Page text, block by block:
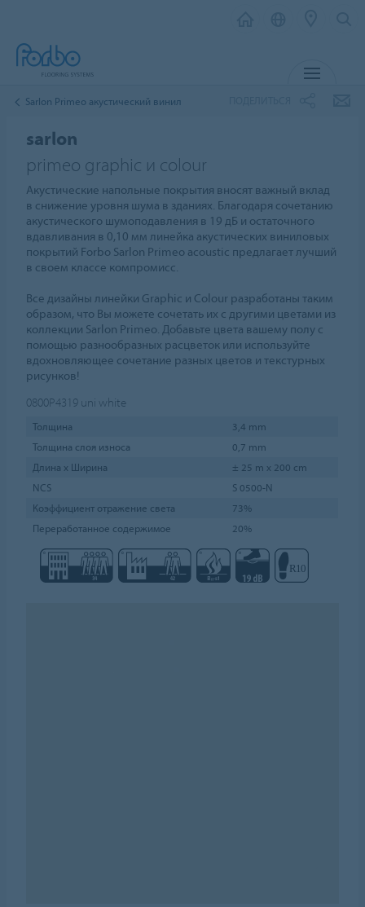
Sarlon Primeo акустический винил
sarlon
primeo graphic и colour
Акустические напольные покрытия вносят важный вклад
в снижение уровня шума в зданиях. Благодаря сочетанию
акустического шумоподавления в 19 дБ и остаточного
вдавливания в 0,10 мм линейка акустических виниловых
покрытий Forbo Sarlon Primeo acoustic предлагает лучший
в своем классе компромисс.
Все дизайны линейки Graphic и Colour разработаны таким
образом, что Вы можете сочетать их с другими цветами из
коллекции Sarlon Primeo. Добавьте цвета вашему полу с
помощью разнообразных расцветок или используйте
вдохновляющее сочетание разных цветов и текстурных
рисунков!
0800P4319 uni white
Толщина
3,4 mm
Толщина слоя износа
0,7 mm
Длина х Ширина
± 25 m x 200 cm
NCS
S 0500-N
Коэффициент отражение света
73%
Переработанное содержимое
20%